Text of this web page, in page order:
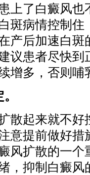
了白癜风也
斑病情控制住
产后加速白斑
议患者尽快到
增多，否则哺
起来就不好
意提前做好措
风扩散的一个
，抑制白癜风